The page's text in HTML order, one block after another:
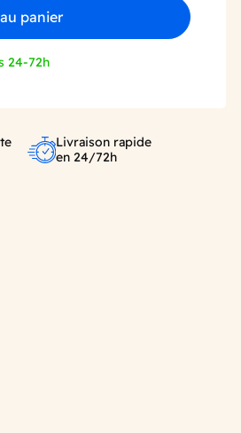
panier
24-72h
Livraison rapide
en 24/72h